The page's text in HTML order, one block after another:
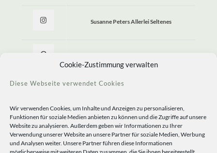
Cookie-Zustimmung verwalten
Diese Webseite verwendet Cookies
Wir verwenden Cookies, um Inhalte und Anzeigen zu personalisieren,
Funktionen für soziale Medien anbieten zu können und die Zugriffe auf unsere
Website zu analysieren. Außerdem geben wir Informationen zu Ihrer
Verwendung unserer Website an unsere Partner für soziale Medien, Werbung
und Analysen weiter. Unsere Partner führen diese Informationen
Susanne Peters Allerlei Seltenes